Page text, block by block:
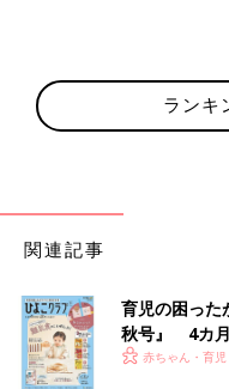
ランキ
関連記事
育児の困った
秋号』 4カ月
いっぱい！
赤ちゃん・育児